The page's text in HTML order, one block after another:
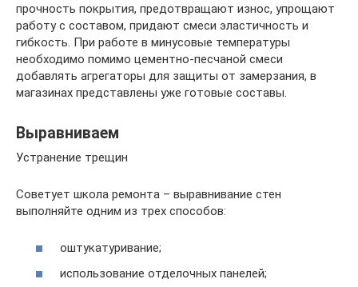
прочность покрытия, предотвращают износ, упрощают
работу с составом, придают смеси эластичность и
гибкость. При работе в минусовые температуры
необходимо помимо цементно-песчаной смеси
добавлять агрегаторы для защиты от замерзания, в
магазинах представлены уже готовые составы.
Выравниваем
Устранение трещин
Советует школа ремонта – выравнивание стен
выполняйте одним из трех способов:
оштукатуривание;
использование отделочных панелей;